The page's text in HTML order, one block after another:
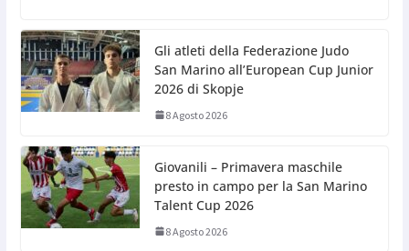
Gli atleti della Federazione Judo
San Marino all’European Cup Junior
2026 di Skopje
8 Agosto 2026
Giovanili – Primavera maschile
presto in campo per la San Marino
Talent Cup 2026
8 Agosto 2026